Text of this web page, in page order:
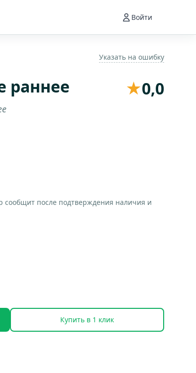
Войти
Указать на ошибку
раннее ★0,0
сообщит после подтверждения наличия и
Купить в 1 клик